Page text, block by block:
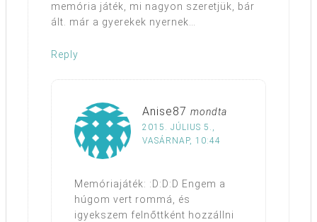
memória játék, mi nagyon szeretjük, bár
ált. már a gyerekek nyernek…
Reply
Anise87 mondta
2015. JÚLIUS 5.,
VASÁRNAP, 10:44
Memóriajáték: :D:D:D Engem a
húgom vert rommá, és
igyekszem felnőttként hozzállni